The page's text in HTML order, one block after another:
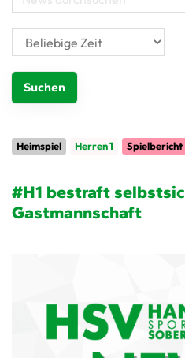
Heimspiel Herren 1 Spielbericht
#H1 bestraft
Gastmannschaft